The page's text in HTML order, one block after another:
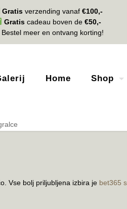
Gratis verzending vanaf€100,-
Gratiscadeau boven de €50,-
Bestel meer en ontvang korting!
Home Shop
Vse bolj priljubljena izbira je bet365